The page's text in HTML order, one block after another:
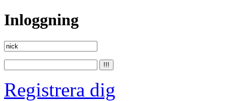
Inloggning
Registrera dig